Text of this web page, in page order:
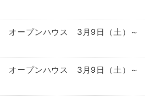
オープンハウス 3月9日（土）～
オープンハウス 3月9日（土）～